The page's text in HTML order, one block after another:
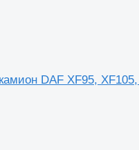
DAF XF95,